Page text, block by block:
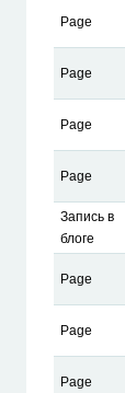
Page
Page
Page
Page
Запись в
блоге
Page
Page
Page